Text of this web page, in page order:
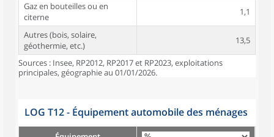
Gaz en bouteilles ou en
citerne
1,1
Autres (bois, solaire,
géothermie, etc.)
13,5
Sources : Insee, RP2012, RP2017 et RP2023, exploitations
principales, géographie au 01/01/2026.
LOG T12 - Équipement automobile des ménages